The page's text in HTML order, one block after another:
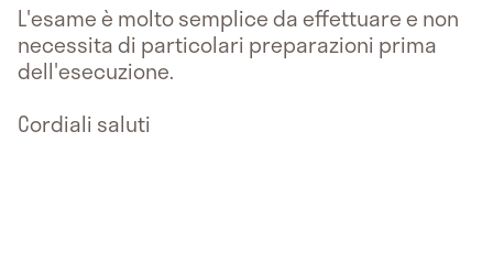
L'esame è molto semplice da effettuare e non
necessita di particolari preparazioni prima
dell'esecuzione.
Cordiali saluti